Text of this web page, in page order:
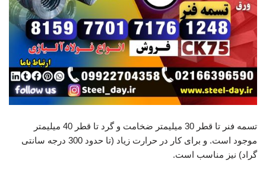
تسمه فنر تا قطر 30 میلیمتر ضخامت و گرد تا قطر 40 میلیمتر
موجود است. و برای کار در حرارت زیاد (تا حدود 300 درجه سانتی
گراد) نیز مناسب است.